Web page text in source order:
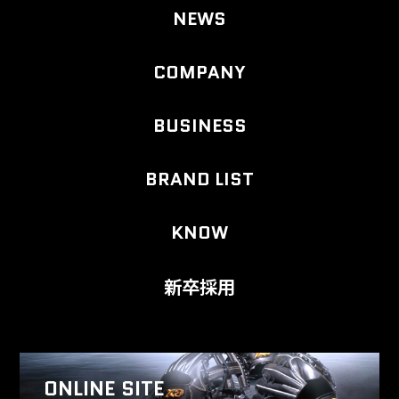
NEWS
COMPANY
BUSINESS
BRAND LIST
KNOW
新卒採用
ONLINE SITE